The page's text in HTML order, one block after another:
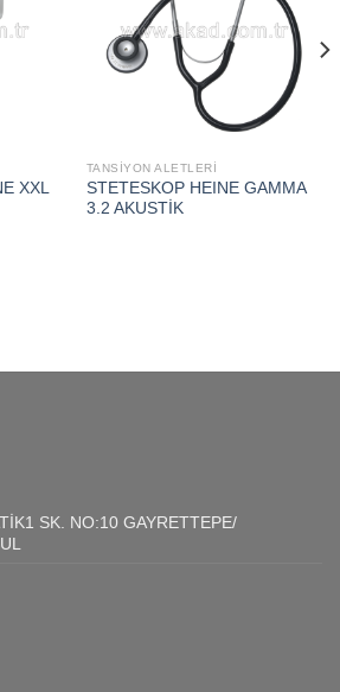
wishlist
XXL
Add to
wishlist
TANSİYON ALETLERİ
STETESKOP HEINE GAMMA
3.2 AKUSTİK
SK. NO:10 GAYRETTEPE/